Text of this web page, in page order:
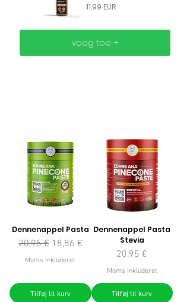
11,99 EUR
voeg toe +
Dennenappel Pasta
Regulær pris
20,95 € Salgspris
18,86 €
Moms Inkluderet
Tilføj til kurv
Dennenappel Pasta
Stevia
Pris
20,95 €
Moms Inkluderet
Tilføj til kurv